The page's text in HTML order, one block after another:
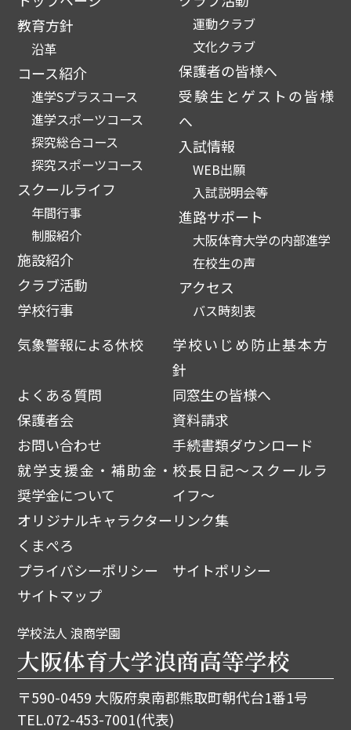
教育方針
沿革
コース紹介
進学Sプラスコース
進学スポーツコース
探究総合コース
探究スポーツコース
スクールライフ
年間行事
制服紹介
施設紹介
クラブ活動
学校行事
運動クラブ
文化クラブ
保護者の皆様へ
受験生とゲストの皆様
へ
入試情報
WEB出願
入試説明会等
進路サポート
大阪体育大学の内部進学
在校生の声
アクセス
バス時刻表
気象警報による休校
学校いじめ防止基本方
針
よくある質問
同窓生の皆様へ
保護者会
資料請求
お問い合わせ
手続書類ダウンロード
就学支援金・補助金・
奨学金について
校長日記～スクールラ
イフ～
オリジナルキャラクター
くまぺろ
リンク集
プライバシーポリシー
サイトポリシー
サイトマップ
学校法人 浪商学園
大阪体育大学浪商高等学校
〒590-0459 大阪府泉南郡熊取町朝代台1番1号
TEL.072-453-7001(代表)